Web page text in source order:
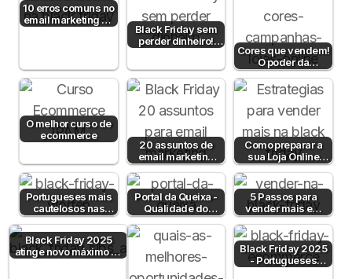
10 erros comuns no
email marketing de
Black Friday
Black Friday sem
perder dinheiro!
Estratégias para
Cores que vendem!
O poder da
psicologia da cor
para aumentar…
O melhor curso de
ecommerce
20 assuntos de
email marketing
para a Black Friday
Como preparar a
sua Loja Online
para a Black Friday
Portugueses mais
cautelosos nas
compras da Black
Friday
Portal da Queixa -
Qualidade do
produto ultrapassa
a logística…
5 Passos para
vender mais em
Marketplace na
Black Friday
Black Friday 2025
atinge novo máximo no
online com crescimento
Black Friday 2025
- Portugueses
gastam mais